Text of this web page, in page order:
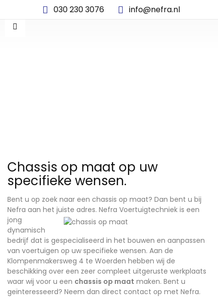
030 230 3076 info@nefra.nl
Chassis op maat op uw
specifieke wensen.
Bent u op zoek naar een chassis op maat? Dan bent u bij
Nefra aan het juiste adres. Nefra Voertuigtechniek is een
jong
dynamisch
bedrijf dat is gespecialiseerd in het bouwen en aanpassen
van voertuigen op uw specifieke wensen. Aan de
Klompenmakersweg 4 te Woerden hebben wij de
beschikking over een zeer compleet uitgeruste werkplaats
waar wij voor u een chassis op maat maken. Bent u
geïnteresseerd? Neem dan direct contact op met Nefra.